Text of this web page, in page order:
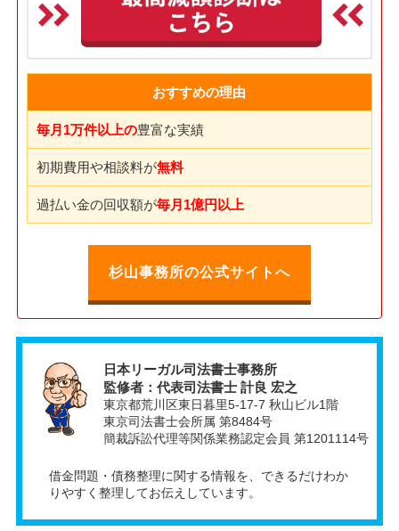
おすすめの理由
毎月1万件以上の豊富な実績
初期費用や相談料が無料
過払い金の回収額が毎月1億円以上
杉山事務所の公式サイトへ
日本リーガル司法書士事務所
監修者：代表司法書士 計良 宏之
東京都荒川区東日暮里5-17-7 秋山ビル1階
東京司法書士会所属 第8484号
簡裁訴訟代理等関係業務認定会員 第1201114号
借金問題・債務整理に関する情報を、できるだけわか
りやすく整理してお伝えしています。